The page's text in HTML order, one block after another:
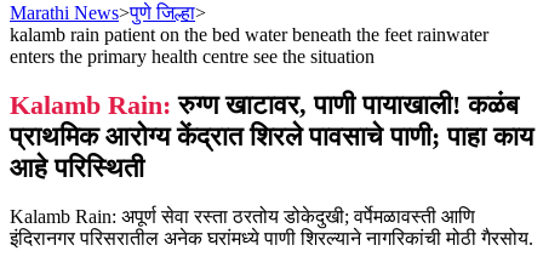
Marathi News>पुणे जिल्हा>
kalamb rain patient on the bed water beneath the feet rainwater
enters the primary health centre see the situation
Kalamb Rain: रुग्ण खाटावर, पाणी पायाखाली! कळंब
प्राथमिक आरोग्य केंद्रात शिरले पावसाचे पाणी; पाहा काय
आहे परिस्थिती
Kalamb Rain: अपूर्ण सेवा रस्ता ठरतोय डोकेदुखी; वर्पेमळावस्ती आणि
इंदिरानगर परिसरातील अनेक घरांमध्ये पाणी शिरल्याने नागरिकांची मोठी गैरसोय.